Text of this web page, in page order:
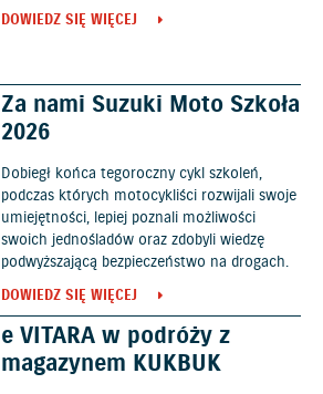
DOWIEDZ SIĘ WIĘCEJ
Za nami Suzuki Moto Szkoła
2026
Dobiegł końca tegoroczny cykl szkoleń,
podczas których motocykliści rozwijali swoje
umiejętności, lepiej poznali możliwości
swoich jednośladów oraz zdobyli wiedzę
podwyższającą bezpieczeństwo na drogach.
DOWIEDZ SIĘ WIĘCEJ
e VITARA w podróży z
magazynem KUKBUK